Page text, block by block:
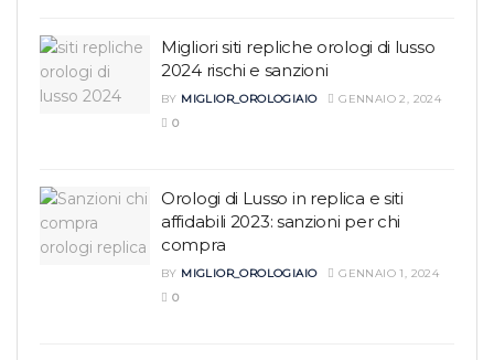
Migliori siti repliche orologi di lusso
2024 rischi e sanzioni
BY MIGLIOR_OROLOGIAIO
GENNAIO 2, 2024
0
Orologi di Lusso in replica e siti
affidabili 2023: sanzioni per chi
compra
BY MIGLIOR_OROLOGIAIO
GENNAIO 1, 2024
0